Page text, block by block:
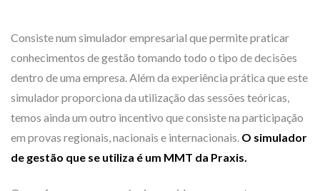
Consiste num simulador empresarial que permite praticar
conhecimentos de gestão tomando todo o tipo de decisões
dentro de uma empresa. Além da experiência prática que este
simulador proporciona da utilização das sessões teóricas,
temos ainda um outro incentivo que consiste na participação
em provas regionais, nacionais e internacionais. O simulador
de gestão que se utiliza é um MMT da Praxis.